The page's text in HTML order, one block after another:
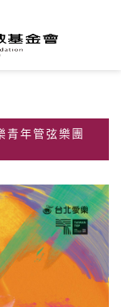
年管弦樂團